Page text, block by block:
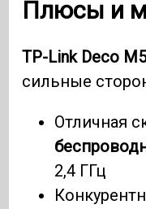
Плюсы и
TP-Link Deco
сильные
Отличная
2,4 ГГц